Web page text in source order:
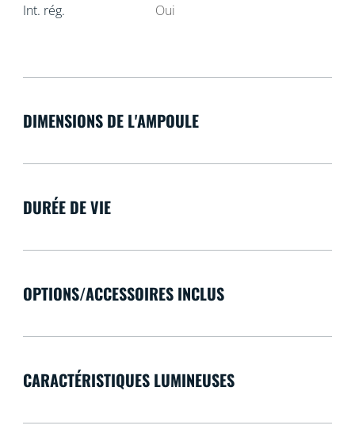
Int. rég. Oui
DIMENSIONS DE L'AMPOULE
DURÉE DE VIE
OPTIONS/ACCESSOIRES INCLUS
CARACTÉRISTIQUES LUMINEUSES